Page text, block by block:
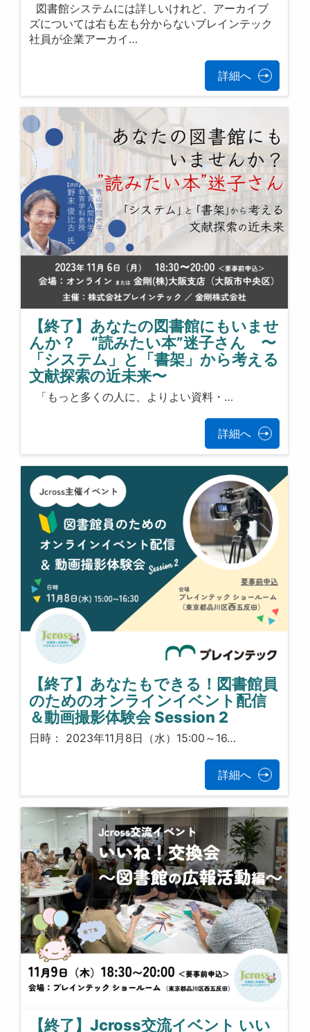
図書館システムには詳しいけれど、アーカイブ
ズについては右も左も分からないブレインテック
社員が企業アーカイ…
詳細へ
【終了】あなたの図書館にもいませ
んか？ “読みたい本”迷子さん 〜
「システム」と「書架」から考える
文献探索の近未来〜
「もっと多くの人に、よりよい資料・…
詳細へ
【終了】あなたもできる！図書館員
のためのオンラインイベント配信
＆動画撮影体験会 Session 2
日時： 2023年11月8日（水）15:00～16…
詳細へ
【終了】Jcross交流イベント いい